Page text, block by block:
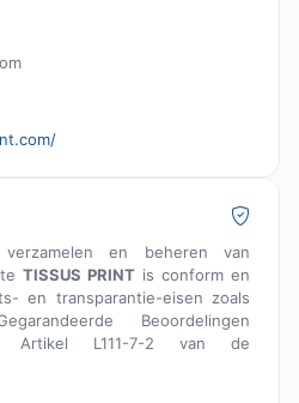
en beheren van
TISSUS PRINT is conform en
en transparantie-eisen zoals
Beoordelingen
Artikel L111-7-2 van de